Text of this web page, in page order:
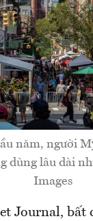
năm, người
dùng lâu dài
Images
Journal, bất